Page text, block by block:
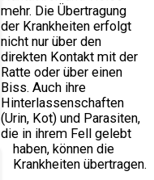
mehr. Die Übertragung
der Krankheiten erfolgt
nicht nur über den
direkten Kontakt mit der
Ratte oder über einen
Biss. Auch ihre
Hinterlassenschaften
(Urin, Kot) und Parasiten,
die in ihrem Fell gelebt
haben, können die
Krankheiten übertragen.